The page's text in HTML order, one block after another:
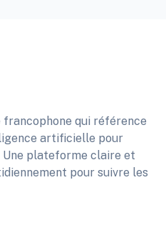
qui référence
artificielle pour
plateforme claire et
pour suivre les